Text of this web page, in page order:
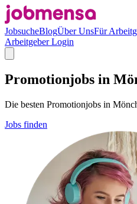
JobsucheBlogÜber UnsFür
Arbeitgeber Login
Promotionjobs in
Die besten Promotionjobs in
Jobs finden